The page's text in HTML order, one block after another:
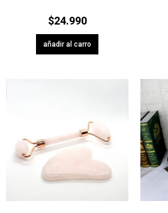
$24.990
añadir al carro